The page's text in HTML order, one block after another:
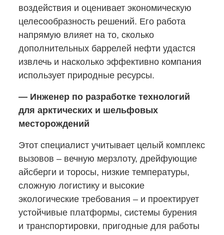
воздействия и оценивает экономическую
целесообразность решений. Его работа
напрямую влияет на то, сколько
дополнительных баррелей нефти удастся
извлечь и насколько эффективно компания
использует природные ресурсы.
— Инженер по разработке технологий
для арктических и шельфовых
месторождений
Этот специалист учитывает целый комплекс
вызовов ‒ вечную мерзлоту, дрейфующие
айсберги и торосы, низкие температуры,
сложную логистику и высокие
экологические требования ‒ и проектирует
устойчивые платформы, системы бурения
и транспортировки, пригодные для работы